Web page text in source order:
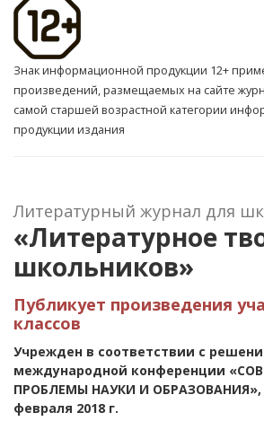
Знак информационной продукции 12+
произведений, размещаемых на сайте
самой старшей возрастной категории
продукции издания
Литературный журнал для
«Литературное
школьников»
Публикует произведения
классов
Учрежден в соответствии с
международной конференции
ПРОБЛЕМЫ НАУКИ И ОБРАЗОВАНИЯ»,
февраля 2018 г.